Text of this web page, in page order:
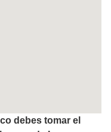
debes tomar el